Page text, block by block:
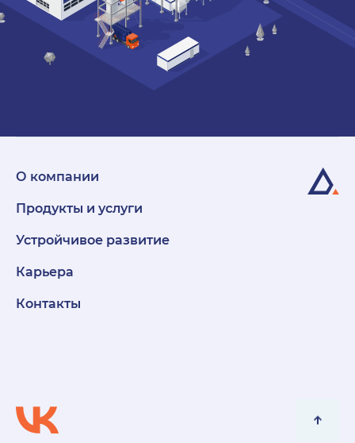
О компании
Продукты и услуги
Устройчивое развитие
Карьера
Контакты